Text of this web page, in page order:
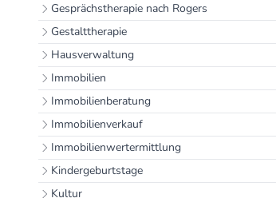
Gesprächstherapie nach Rogers
Gestalttherapie
Hausverwaltung
Immobilien
Immobilienberatung
Immobilienverkauf
Immobilienwertermittlung
Kindergeburtstage
Kultur